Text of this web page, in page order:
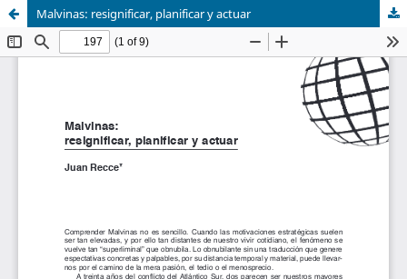
Malvinas: resignificar, planificar y actuar